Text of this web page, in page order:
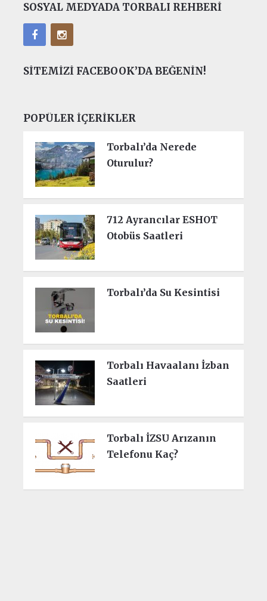
SOSYAL MEDYADA TORBALI REHBERI
SITEMIZI FACEBOOK’DA BEĞENIN!
POPÜLER İÇERIKLER
Torbalı’da Nerede
Oturulur?
712 Ayrancılar ESHOT
Otobüs Saatleri
Torbalı’da Su Kesintisi
Torbalı Havaalanı İzban
Saatleri
Torbalı İZSU Arızanın
Telefonu Kaç?